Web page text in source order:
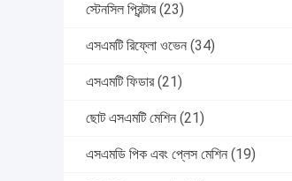
স্টেনসিল প্রিন্টার (23)
এসএমটি রিফ্লো ওভেন (34)
এসএমটি ফিডার (21)
ছোট এসএমটি মেশিন (21)
এসএমডি পিক এবং প্লেস মেশিন (19)